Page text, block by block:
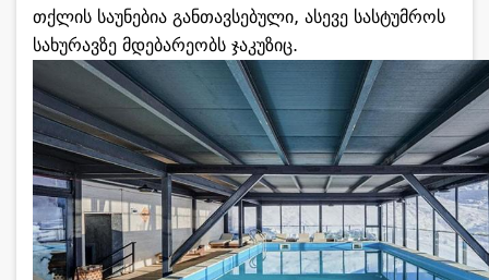
თქლის სა­უ­ნე­ბია გან­თავ­სე­ბუ­ლი, ასე­ვე სას­ტუმ­როს
სა­ხუ­რავ­ზე მდე­ბა­რე­ობს ჯა­კუ­ზიც.